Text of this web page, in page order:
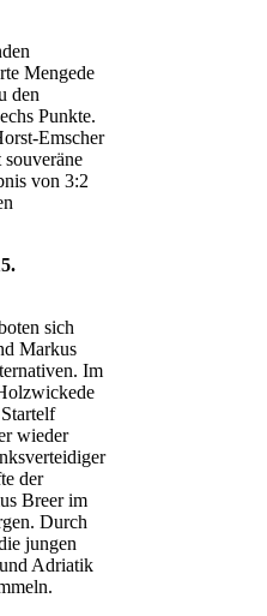
Mengede
den
Punkte.
Emscher
souveräne
von 3:2
sich
Markus
Im
wieder
der
Breer im
Durch
jungen
Adriatik